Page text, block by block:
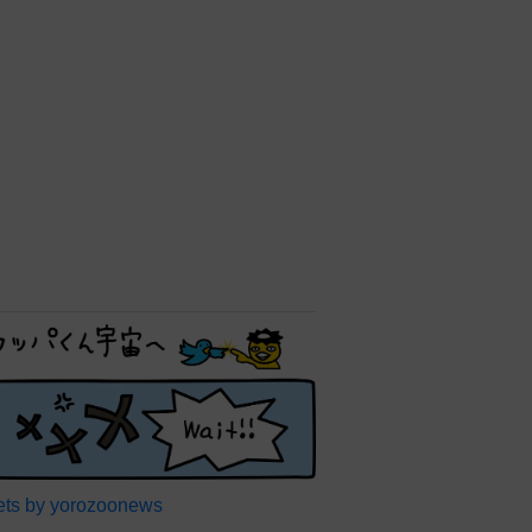
by yorozoonews